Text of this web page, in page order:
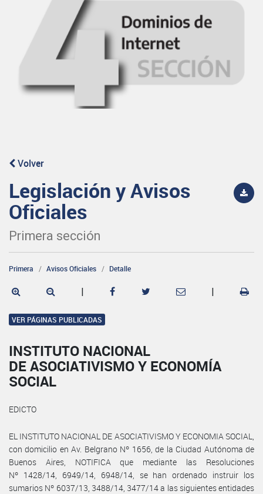
Volver
Legislación y Avisos
Oficiales
Primera sección
Primera Avisos Oficiales Detalle
| |
VER PÁGINAS PUBLICADAS
INSTITUTO NACIONAL
DE ASOCIATIVISMO Y ECONOMÍA
SOCIAL
EDICTO
EL INSTITUTO NACIONAL DE ASOCIATIVISMO Y ECONOMIA SOCIAL,
con domicilio en Av. Belgrano Nº 1656, de la Ciudad Autónoma de
Buenos Aires, NOTIFICA que mediante las Resoluciones
Nº 1428/14, 6949/14, 6948/14, se han ordenado instruir los
sumarios Nº 6037/13, 3488/14, 3477/14 a las siguientes entidades